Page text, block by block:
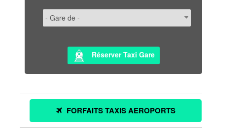
Réserver Taxi Gare
FORFAITS TAXIS AEROPORTS